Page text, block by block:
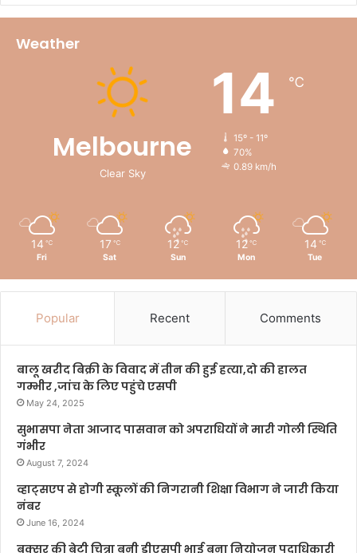
Weather
Melbourne
Clear Sky
14 ℃
15º - 11º
70%
0.89 km/h
14 ℃
Fri
17 ℃
Sat
12 ℃
Sun
12 ℃
Mon
14 ℃
Tue
Popular Recent Comments
बालू खरीद बिक्री के विवाद में तीन की हुई हत्या,दो की हालत
गम्भीर ,जांच के लिए पहुंचे एसपी
May 24, 2025
सुभासपा नेता आजाद पासवान को अपराधियों ने मारी गोली स्थिति
गंभीर
August 7, 2024
व्हाट्सएप से होगी स्कूलों की निगरानी शिक्षा विभाग ने जारी किया
नंबर
June 16, 2024
बक्सर की बेटी चित्रा बनी डीएसपी भाई बना नियोजन पदाधिकारी